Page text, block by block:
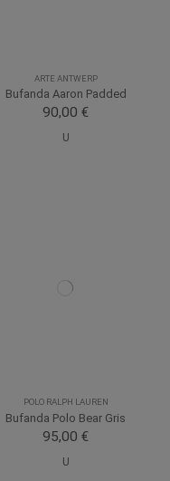
ARTE ANTWERP
Bufanda Aaron Padded
90,00 €
U
POLO RALPH LAUREN
Bufanda Polo Bear Gris
95,00 €
U